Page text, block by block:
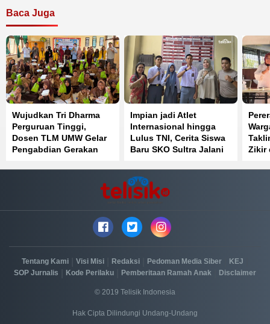
Baca Juga
Wujudkan Tri Dharma
Perguruan Tinggi,
Dosen TLM UMW Gelar
Pengabdian Gerakan
Muara Sampara
Impian jadi Atlet
Internasional hingga
Lulus TNI, Cerita Siswa
Baru SKO Sultra Jalani
Zikir
Tentang Kami Visi Misi Redaksi Pedoman Media Siber KEJ
SOP Jurnalis Kode Perilaku Pemberitaan Ramah Anak Disclaimer
© 2019 Telisik Indonesia
Hak Cipta Dilindungi Undang-Undang